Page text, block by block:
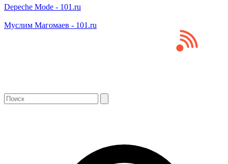
Depeche Mode - 101.ru
Муслим Магомаев - 101.ru